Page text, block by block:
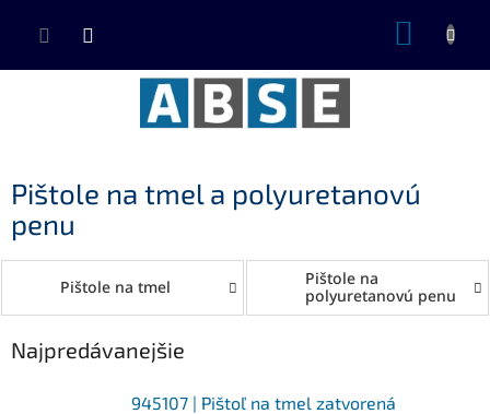
Pištole na tmel a polyuretanovú
penu
Pištole na tmel
Pištole na
polyuretanovú penu
Najpredávanejšie
945107 | Pištoľ na tmel zatvorená